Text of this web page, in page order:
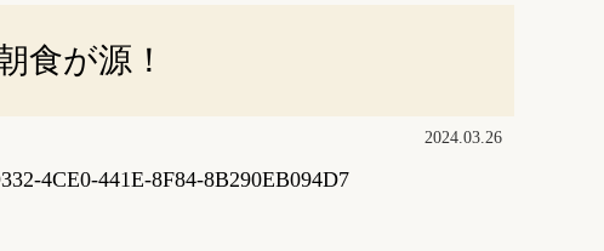
食が源！
2024.03.26
4CE0-441E-8F84-8B290EB094D7